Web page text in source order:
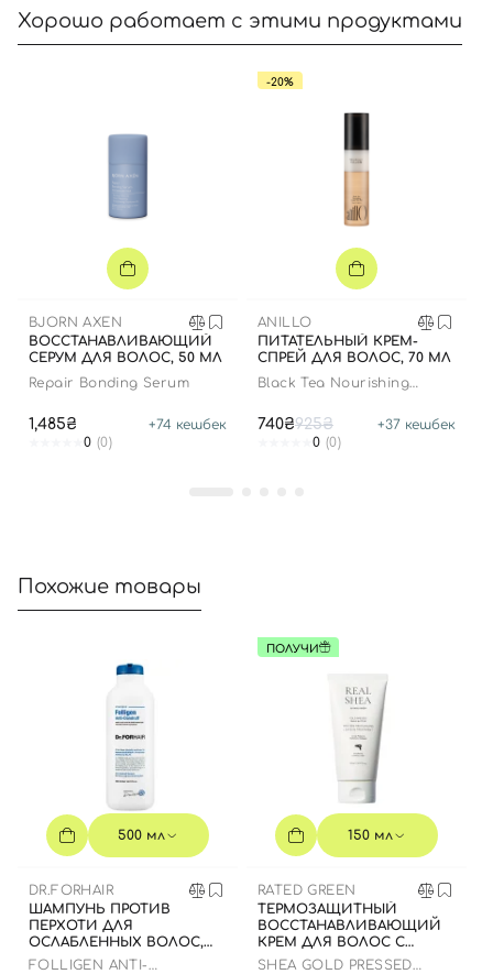
Хорошо работает с этими продуктами
BJORN AXEN
ВОССТАНАВЛИВАЮЩИЙ
СЕРУМ ДЛЯ ВОЛОС, 50 МЛ
Repair Bonding Serum
1,485₴ +74 кешбек
0 (0)
-20%
ANILLO
ПИТАТЕЛЬНЫЙ КРЕМ-
СПРЕЙ ДЛЯ ВОЛОС, 70 МЛ
Black Tea Nourishing
740₴925₴ +37 кешбек
0 (0)
Похожие товары
500 мл
DR.FORHAIR
ШАМПУНЬ ПРОТИВ
ПЕРХОТИ ДЛЯ
ОСЛАБЛЕННЫХ ВОЛОС,
500 МЛ
FOLLIGEN ANTI-
ПОЛУЧИ
150 мл
RATED GREEN
ТЕРМОЗАЩИТНЫЙ
ВОССТАНАВЛИВАЮЩИЙ
КРЕМ ДЛЯ ВОЛОС С
МАСЛОМ ШИ, 150 МЛ
SHEA GOLD PRESSED
Вход
Номер телефона
Отправляя форму для авторизации/регистрации, вы
принимаете условияПользовательские соглашения
Далее
Войти с помощью e-mail